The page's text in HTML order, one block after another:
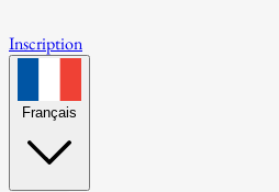
Inscription
Français